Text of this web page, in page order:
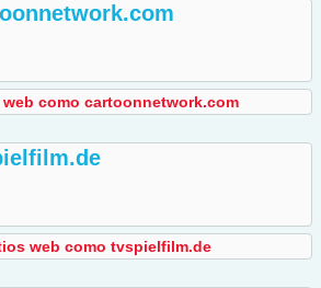
como cartoonnetwork.com
web como tvspielfilm.de